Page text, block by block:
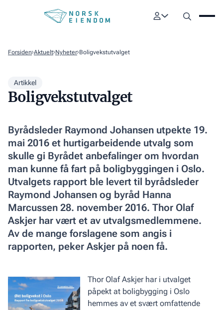
Forsiden Aktuelt Nyheter Boligvekstutvalget
Artikkel
Boligvekstutvalget
Byrådsleder Raymond Johansen utpekte 19.
mai 2016 et hurtigarbei­dende utvalg som
skulle gi Byrådet anbefalinger om hvordan
man kunne få fart på boligbyggingen i Oslo.
Utvalgets rapport ble levert til byråds­leder
Raymond Johansen og byråd Hanna
Marcussen 28. november 2016. Thor Olaf
Askjer har vært et av utvalgsmedlemmene.
Av de mange forslagene som angis i
rapporten, peker Askjer på noen få.
Thor Olaf Askjer har i utvalget
påpekt at boligbygging i Oslo
hemmes av et svært omfattende